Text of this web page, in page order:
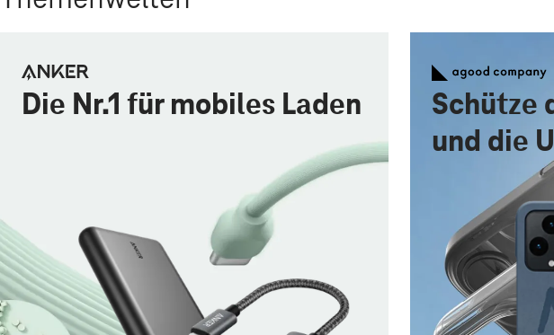
Die Nr.1 für mobiles Laden
Schütze
und die